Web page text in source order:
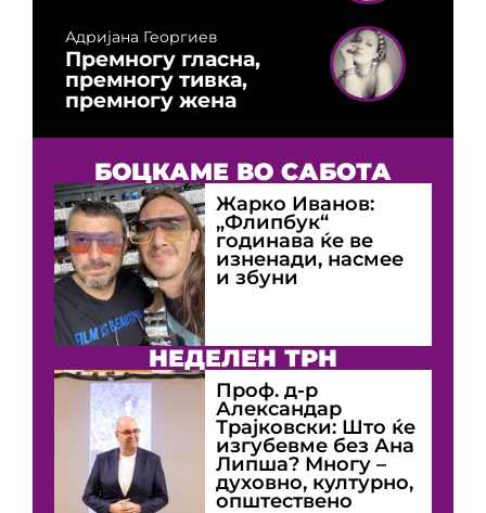
Адријана Георгиев
Премногу гласна,
премногу тивка,
премногу жена
БОЦКАМЕ ВО САБОТА
Жарко Иванов:
„Флипбук“
годинава ќе ве
изненади, насмее
и збуни
НЕДЕЛЕН ТРН
Проф. д-р
Александар
Трајковски: Што ќе
изгубевме без Ана
Липша? Многу –
духовно, културно,
општествено